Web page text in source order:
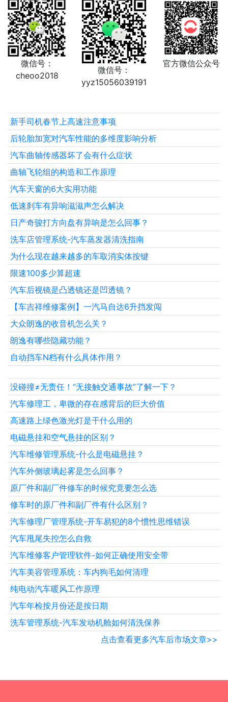
微信号：
cheoo2018
微信号：
yyz15056039191
官方微信公众号
新手司机春节上高速注意事项
后轮胎加宽对汽车性能的多维度影响分析
汽车曲轴传感器坏了会有什么症状
曲轴飞轮组的构造和工作原理
汽车天窗的6大实用功能
低速刹车有异响滋滋声怎么解决
日产奇骏打方向盘有异响是怎么回事？
洗车店管理系统-汽车蒸发器清洗指南
为什么现在越来越多的车取消实体按键
限速100多少算超速
汽车后视镜是凸透镜还是凹透镜？
【车吉祥维修案例】一汽马自达6升挡发闯
大众朗逸的收音机怎么关？
朗逸有哪些隐藏功能？
自动挡车N档有什么具体作用？
没碰撞≠无责任！“无接触交通事故”了解一下？
汽车修理工，卑微的存在感背后的巨大价值
高速路上绿色激光灯是干什么用的
电磁悬挂和空气悬挂的区别？
汽车维修管理系统-什么是电磁悬挂？
汽车外侧玻璃起雾是怎么回事？
原厂件和副厂件修车的时候究竟要怎么选
修车时的原厂件和副厂件有什么区别？
汽车修理厂管理系统-开车易犯的8个惯性思维错误
汽车甩尾失控怎么自救
汽车维修客户管理软件-如何正确使用安全带
汽车美容管理系统：车内狗毛如何清理
纯电动汽车暖风工作原理
汽车年检按月份还是按日期
洗车管理系统-汽车发动机舱如何清洗保养
点击查看更多汽车后市场文章>>